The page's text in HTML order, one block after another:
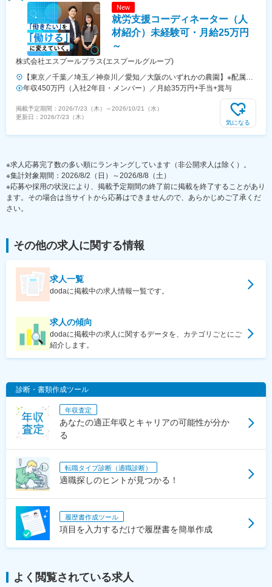
New
就労支援コーディネーター（人
材紹介）未経験可・月給25万円
～
株式会社エスプールプラス(エスプールグループ)
【東京／千葉／埼玉／神奈川／愛知／大阪のいずれかの農園】※配属
は、通勤時間や希望を考慮して決定します※転勤は当面の間なし★マイ
カー通勤OK（勤務地により異なる）★U・Iターン歓迎★2026年も新規
農園続々オープン！＜採用エリア＞■東京都■千葉県■埼玉県■神奈川県■
愛知県■大阪府※受動喫煙対策／分煙：喫煙所あり
年収450万円（入社2年目・メンバー）／月給35万円+手当+賞与
掲載予定期間： 2026/7/23（木） ～2026/10/21（水）
更新日： 2026/7/23（木）
気になる
※求人応募完了数の多い順にランキングしています（非公開求人は除く）。
※集計対象期間：2026/8/2（日）～2026/8/8（土）
※応募や採用の状況により、掲載予定期間の終了前に掲載を終了することがあり
ます。その場合は当サイトから応募はできませんので、あらかじめご了承くだ
さい。
その他の求人に関する情報
求人一覧
dodaに掲載中の求人情報一覧です。
求人の傾向
dodaに掲載中の求人に関するデータを、カテゴリごとにご
紹介します。
診断・書類作成ツール
年収査定
あなたの適正年収とキャリアの可能性が分か
る
転職タイプ診断（適職診断）
適職探しのヒントが見つかる！
履歴書作成ツール
項目を入力するだけで履歴書を簡単作成
よく閲覧されている求人